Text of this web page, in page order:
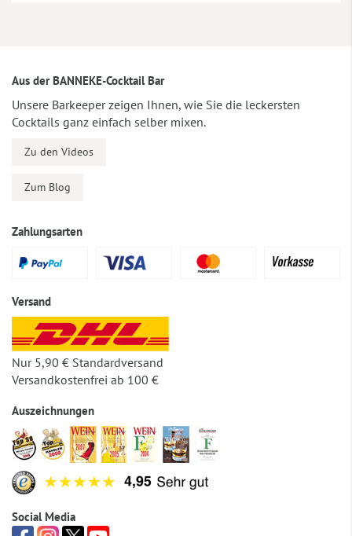
Aus der BANNEKE-Cocktail Bar
Unsere Barkeeper zeigen Ihnen, wie Sie die leckersten
Cocktails ganz einfach selber mixen.
Zu den Videos
Zum Blog
Zahlungsarten
Versand
Nur 5,90 € Standardversand
Versandkostenfrei ab 100 €
Auszeichnungen
Social Media